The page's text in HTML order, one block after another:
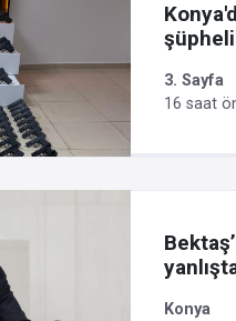
3. Sayfa
16 saat
Konya